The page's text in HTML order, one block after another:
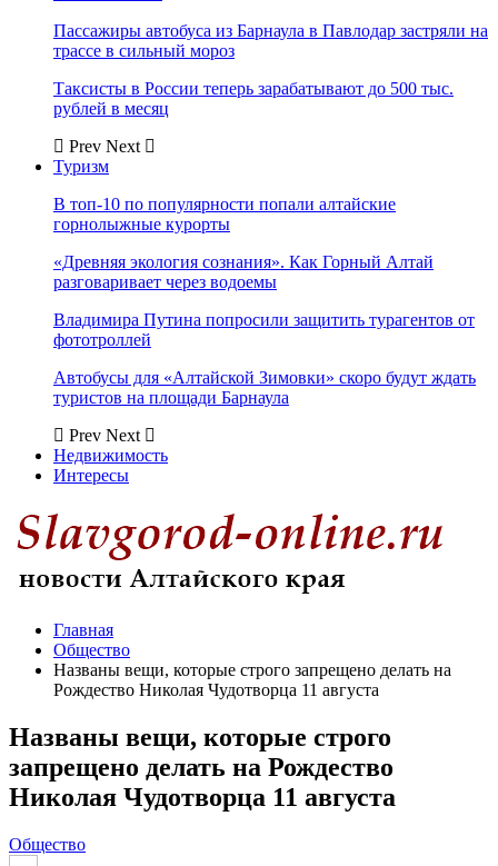
Пассажиры автобуса из Барнаула в Павлодар застряли на
трассе в сильный мороз
Таксисты в России теперь зарабатывают до 500 тыс.
рублей в месяц
Prev Next
Туризм
В топ-10 по популярности попали алтайские
горнолыжные курорты
«Древняя экология сознания». Как Горный Алтай
разговаривает через водоемы
Владимира Путина попросили защитить турагентов от
фототроллей
Автобусы для «Алтайской Зимовки» скоро будут ждать
туристов на площади Барнаула
Prev Next
Недвижимость
Интересы
Главная
Общество
Названы вещи, которые строго запрещено делать на
Рождество Николая Чудотворца 11 августа
Названы вещи, которые строго
запрещено делать на Рождество
Николая Чудотворца 11 августа
Общество